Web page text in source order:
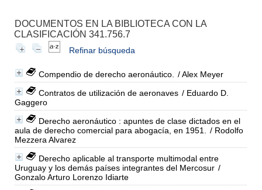
DOCUMENTOS EN LA BIBLIOTECA CON LA
CLASIFICACIÓN 341.756.7
Refinar búsqueda
Compendio de derecho aeronáutico.
/ Alex Meyer
Contratos de utilización de aeronaves / Eduardo D.
Gaggero
Derecho aeronáutico : apuntes de clase dictados en el
aula de derecho comercial para abogacía, en 1951.
/ Rodolfo
Mezzera Alvarez
Derecho aplicable al transporte multimodal entre
Uruguay y los demás países integrantes del Mercosur /
Gonzalo Arturo Lorenzo Idiarte